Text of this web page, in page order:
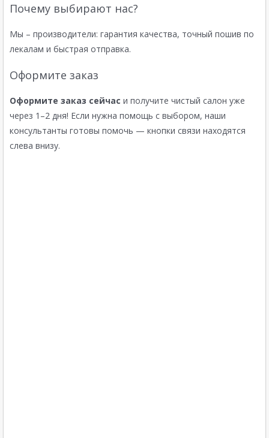
Почему выбирают нас?
Мы – производители: гарантия качества, точный пошив по
лекалам и быстрая отправка.
Оформите заказ
Оформите заказ сейчас и получите чистый салон уже
через 1–2 дня! Если нужна помощь с выбором, наши
консультанты готовы помочь — кнопки связи находятся
слева внизу.